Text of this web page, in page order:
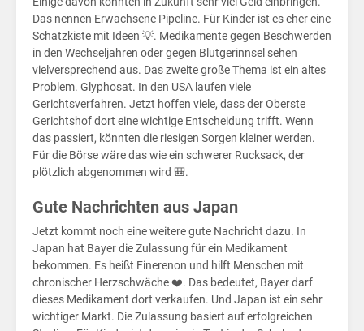
Das nennen Erwachsene Pipeline. Für Kinder ist es eher eine
Schatzkiste mit Ideen 💡. Medikamente gegen Beschwerden
in den Wechseljahren oder gegen Blutgerinnsel sehen
vielversprechend aus. Das zweite große Thema ist ein altes
Problem. Glyphosat. In den USA laufen viele
Gerichtsverfahren. Jetzt hoffen viele, dass der Oberste
Gerichtshof dort eine wichtige Entscheidung trifft. Wenn
das passiert, könnten die riesigen Sorgen kleiner werden.
Für die Börse wäre das wie ein schwerer Rucksack, der
plötzlich abgenommen wird 🎒.
Gute Nachrichten aus Japan
Jetzt kommt noch eine weitere gute Nachricht dazu. In
Japan hat Bayer die Zulassung für ein Medikament
bekommen. Es heißt Finerenon und hilft Menschen mit
chronischer Herzschwäche ❤️. Das bedeutet, Bayer darf
dieses Medikament dort verkaufen. Und Japan ist ein sehr
wichtiger Markt. Die Zulassung basiert auf erfolgreichen